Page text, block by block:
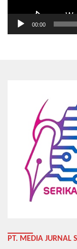
00:00
PT. MEDIA JURNAL